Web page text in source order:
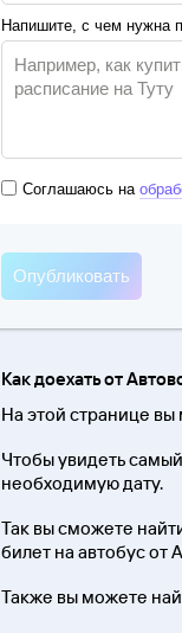
Напишите, с чем нужна
Соглашаюсь на
Как доехать от
На этой странице вы
Чтобы увидеть
необходимую дату.
Так вы сможете
билет на автобус от
Также вы можете